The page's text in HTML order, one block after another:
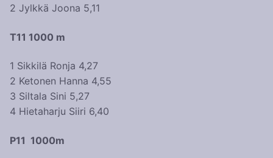
2 Jylkkä Joona 5,11
T11 1000 m
1 Sikkilä Ronja 4,27
2 Ketonen Hanna 4,55
3 Siltala Sini 5,27
4 Hietaharju Siiri 6,40
P11 1000m